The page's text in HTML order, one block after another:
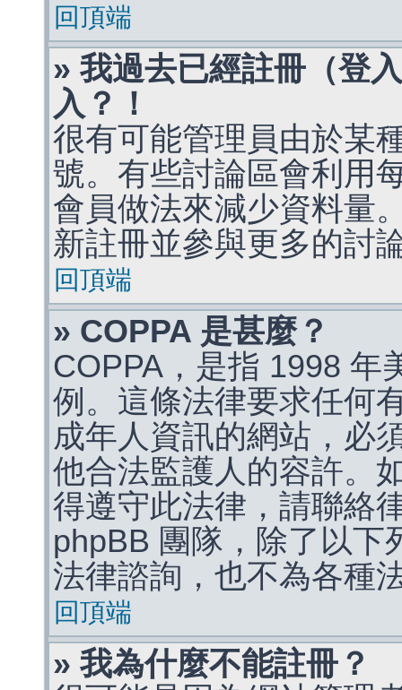
回頂端
» 我過去已經註冊（登
入？！
很有可能管理員由於某
號。有些討論區會利用
會員做法來減少資料量
新註冊並參與更多的討
回頂端
» COPPA 是甚麼？
COPPA，是指 1998 年
例。這條法律要求任何
成年人資訊的網站，必
他合法監護人的容許。
得遵守此法律，請聯絡
phpBB 團隊，除了以下
法律諮詢，也不為各種
回頂端
» 我為什麼不能註冊？